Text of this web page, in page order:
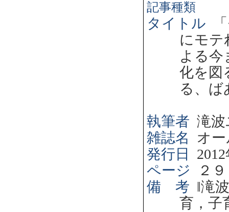
記事種類
タイトル
にモ
よる
化を図
る、ば
執筆者 滝
雑誌名
オ
発行日
2012
ページ
２
備 考 ‖滝
育，子